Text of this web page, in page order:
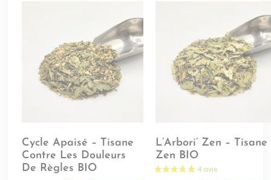
Cycle Apaisé – Tisane
Contre Les Douleurs
De Règles BIO
L’Arbori’ Zen – Tisane
Zen BIO